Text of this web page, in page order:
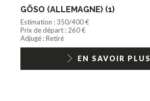
GÖSO (ALLEMAGNE) (1)
Estimation : 350/400 €
Prix de départ : 260 €
Adjugé : Retiré
EN SAVOIR PLUS